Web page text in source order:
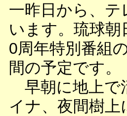
一昨日から、
います。琉球朝
0周年特別番組
間の予定です。
早朝に地上で
イナ、夜間樹